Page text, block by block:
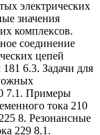
электрических
значения
комплексов.
соединение
цепей
6.3. Задачи для
7.1. Примеры
тока 210
8. Резонансные
229 8.1.